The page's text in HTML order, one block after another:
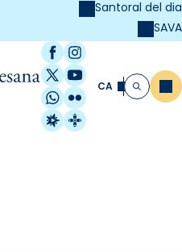
Santoral del dia
SAVA
Facebook
Instagram
X / Twitter
YouTube
WhatsApp
Flickr
Radio Estel
Catalunya
CA Cerca